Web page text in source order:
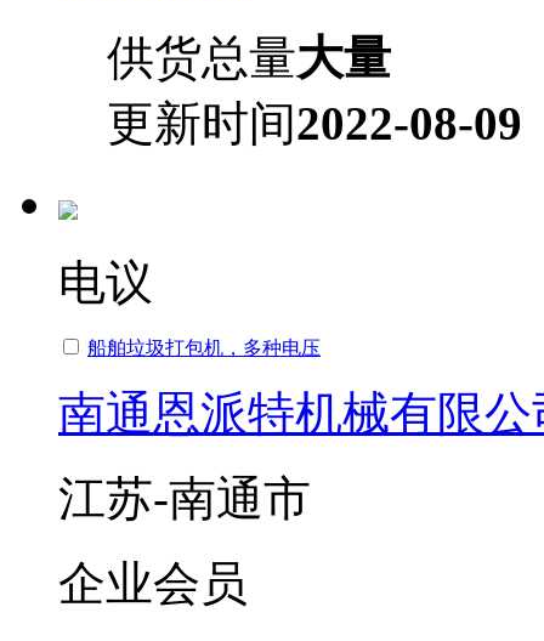
供货总量大量
更新时间2022-08-09
电议
船舶垃圾打包机，多种电压
南通恩派特机械有限公
江苏-南通市
企业会员